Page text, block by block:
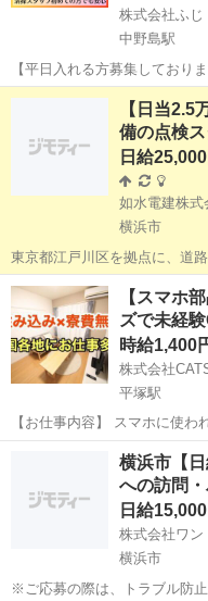
株式会社ふじ
中野島駅
【平日入れる方募集しております！】 数ある投稿の中か
きありがとうございます。 現
宿泊予約」に柔軟に動いてい
神奈川 川崎市 中野島駅
【日当2.5
備の点検
日給25,000
如水電建株式
横浜市
東京都江戸川区を拠点に、道
検作業スタッフを1名募集します。 通勤が難しい方には、宿
マンスリータイプのワンルー
用意します。 また、採用時...
神奈川 横浜市 その他
【スマホ
ズで未経
時給1,400
株式会社
平塚駅
【お仕事内容】 スマホに使
ズの小さな部品の検査業務です。 ①機械から出てきた製品を目
⓶良品、不良品の箱へ仕分け
れを繰...
平塚市 平塚駅
横浜市【
への訪問
日給15,000
株式会社ワン
横浜市
※ご応募の際は、トラブル防